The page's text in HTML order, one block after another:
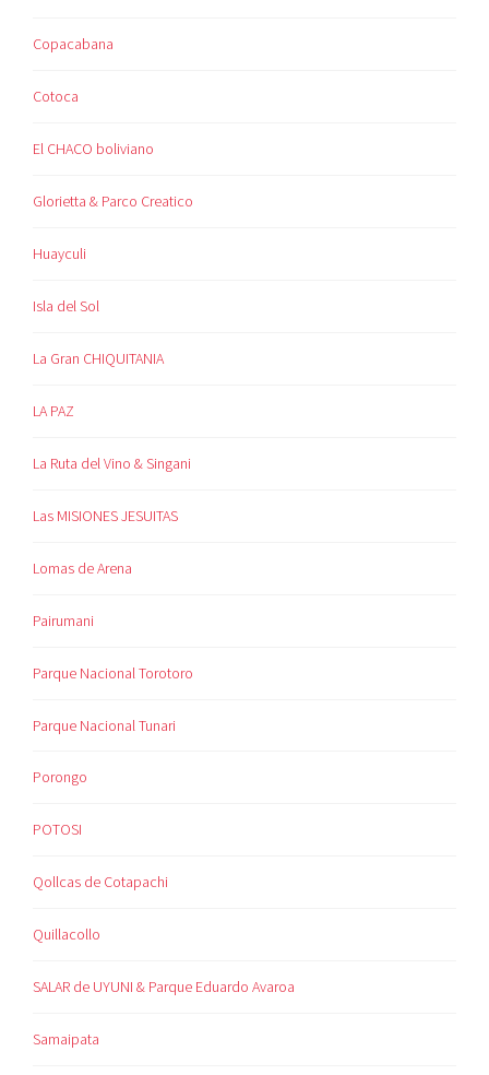
Copacabana
Cotoca
El CHACO boliviano
Glorietta & Parco Creatico
Huayculi
Isla del Sol
La Gran CHIQUITANIA
LA PAZ
La Ruta del Vino & Singani
Las MISIONES JESUITAS
Lomas de Arena
Pairumani
Parque Nacional Torotoro
Parque Nacional Tunari
Porongo
POTOSI
Qollcas de Cotapachi
Quillacollo
SALAR de UYUNI & Parque Eduardo Avaroa
Samaipata